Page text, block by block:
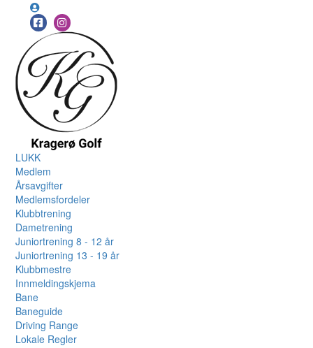
LUKK
Medlem
Årsavgifter
Medlemsfordeler
Klubbtrening
Dametrening
Juniortrening 8 - 12 år
Juniortrening 13 - 19 år
Klubbmestre
Innmeldingskjema
Bane
Baneguide
Driving Range
Lokale Regler